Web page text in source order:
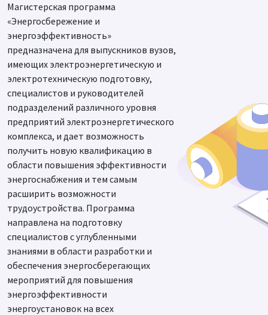
Магистерская программа
«Энергосбережение и
энергоэффективность»
предназначена для выпускников вузов,
имеющих электроэнергетическую и
электротехническую подготовку,
специалистов и руководителей
подразделений различного уровня
предприятий электроэнергетического
комплекса, и дает возможность
получить новую квалификацию в
области повышения эффективности
энергоснабжения и тем самым
расширить возможности
трудоустройства. Программа
направлена на подготовку
специалистов с углубленными
знаниями в области разработки и
обеспечения энергосберегающих
мероприятий для повышения
энергоэффективности
энергоустановок на всех